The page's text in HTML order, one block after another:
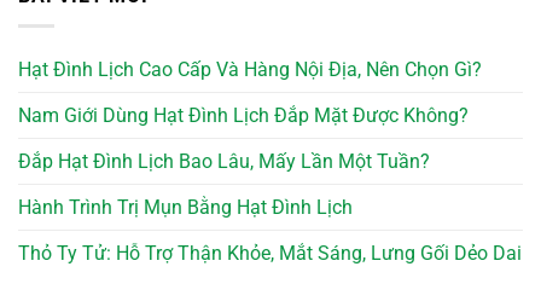
Hạt Đình Lịch Cao Cấp Và Hàng Nội Địa, Nên Chọn Gì?
Nam Giới Dùng Hạt Đình Lịch Đắp Mặt Được Không?
Đắp Hạt Đình Lịch Bao Lâu, Mấy Lần Một Tuần?
Hành Trình Trị Mụn Bằng Hạt Đình Lịch
Thỏ Ty Tử: Hỗ Trợ Thận Khỏe, Mắt Sáng, Lưng Gối Dẻo Dai